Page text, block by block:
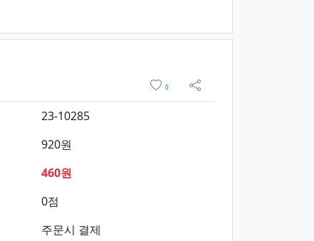
0
sns 공유
23-10285
920원
460원
0점
주문시 결제